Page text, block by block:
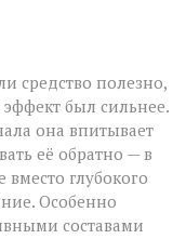
средство полезно,
был сильнее.
она впитывает
её обратно — в
вместо глубокого
Особенно
составами